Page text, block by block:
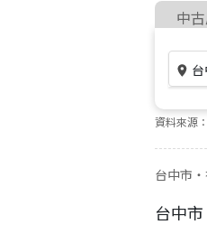
中
資料來源
台中市
台中市